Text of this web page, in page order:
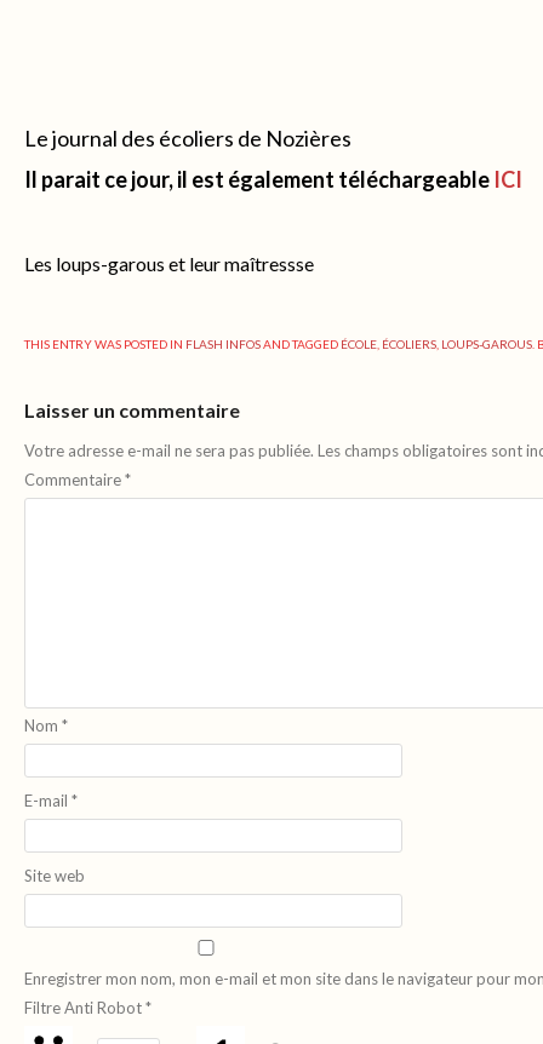
Le journal des écoliers de Nozières
Il parait ce jour, il est également téléchargeable ICI
Les loups-garous et leur maîtressse
THIS ENTRY WAS POSTED IN FLASH INFOSAND TAGGED ÉCOLE ÉCOLIERS LOUPS-GAROUS
Laisser un commentaire
Votre adresse e-mail ne sera pas publiée. Les champs obligatoires sont
Commentaire*
Nom *
E-mail *
Site web
Enregistrer mon nom, mon e-mail et mon site dans le navigateur pour
Filtre Anti Robot*